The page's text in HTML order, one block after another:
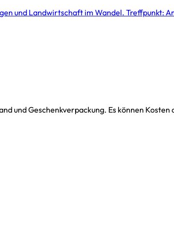
und Landwirtschaft im Wandel. Treffpunkt:
und Geschenkverpackung. Es können